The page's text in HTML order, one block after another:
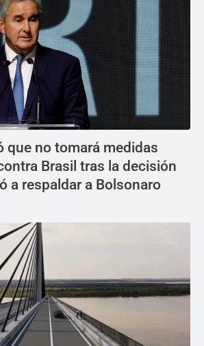
que no tomará medidas
Brasil tras la decisión
a respaldar a Bolsonaro